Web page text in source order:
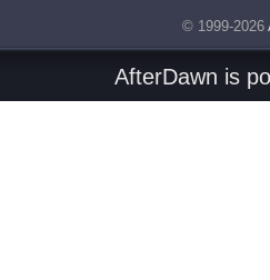
© 1999-2026
AfterDawn is